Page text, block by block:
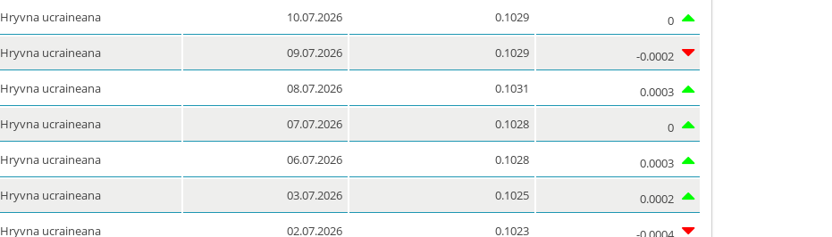
Hryvna ucraineana 10.07.2026 0.1029 0
Hryvna ucraineana 09.07.2026 0.1029 -0.0002
Hryvna ucraineana 08.07.2026 0.1031 0.0003
Hryvna ucraineana 07.07.2026 0.1028 0
Hryvna ucraineana 06.07.2026 0.1028 0.0003
Hryvna ucraineana 03.07.2026 0.1025 0.0002
Hryvna ucraineana 02.07.2026 0.1023